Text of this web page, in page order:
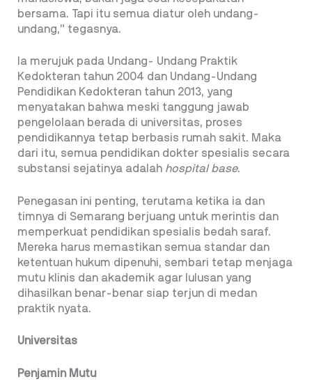
bersama. Tapi itu semua diatur oleh undang-
undang,” tegasnya.
Ia merujuk pada Undang- Undang Praktik
Kedokteran tahun 2004 dan Undang-Undang
Pendidikan Kedokteran tahun 2013, yang
menyatakan bahwa meski tanggung jawab
pengelolaan berada di universitas, proses
pendidikannya tetap berbasis rumah sakit. Maka
dari itu, semua pendidikan dokter spesialis secara
substansi sejatinya adalah hospital base.
Penegasan ini penting, terutama ketika ia dan
timnya di Semarang berjuang untuk merintis dan
memperkuat pendidikan spesialis bedah saraf.
Mereka harus memastikan semua standar dan
ketentuan hukum dipenuhi, sembari tetap menjaga
mutu klinis dan akademik agar lulusan yang
dihasilkan benar-benar siap terjun di medan
praktik nyata.
Universitas
Penjamin Mutu